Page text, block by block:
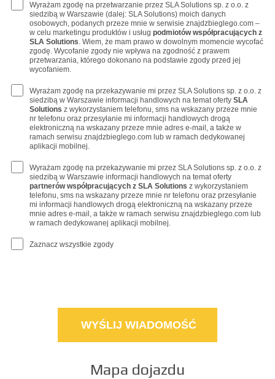
Wyrażam zgodę na przetwarzanie przez SLA Solutions sp. z o.o. z
siedzibą w Warszawie (dalej: SLA Solutions) moich danych
osobowych, podanych przeze mnie w serwisie znajdzbieglego.com –
w celu marketingu produktów i usług podmiotów współpracujących z
SLA Solutions. Wiem, że mam prawo w dowolnym momencie wycofać
zgodę. Wycofanie zgody nie wpływa na zgodność z prawem
przetwarzania, którego dokonano na podstawie zgody przed jej
wycofaniem.
Wyrażam zgodę na przekazywanie mi przez SLA Solutions sp. z o.o. z
siedzibą w Warszawie informacji handlowych na temat oferty SLA
Solutions z wykorzystaniem telefonu, sms na wskazany przeze mnie
nr telefonu oraz przesyłanie mi informacji handlowych drogą
elektroniczną na wskazany przeze mnie adres e-mail, a także w
ramach serwisu znajdzbieglego.com lub w ramach dedykowanej
aplikacji mobilnej.
Wyrażam zgodę na przekazywanie mi przez SLA Solutions sp. z o.o. z
siedzibą w Warszawie informacji handlowych na temat oferty
partnerów współpracujących z SLA Solutions z wykorzystaniem
telefonu, sms na wskazany przeze mnie nr telefonu oraz przesyłanie
mi informacji handlowych drogą elektroniczną na wskazany przeze
mnie adres e-mail, a także w ramach serwisu znajdzbieglego.com lub
w ramach dedykowanej aplikacji mobilnej.
Zaznacz wszystkie zgody
Mapa dojazdu